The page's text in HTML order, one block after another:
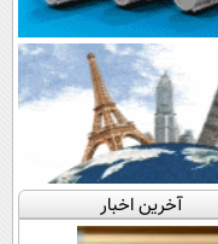
آخرین اخبار